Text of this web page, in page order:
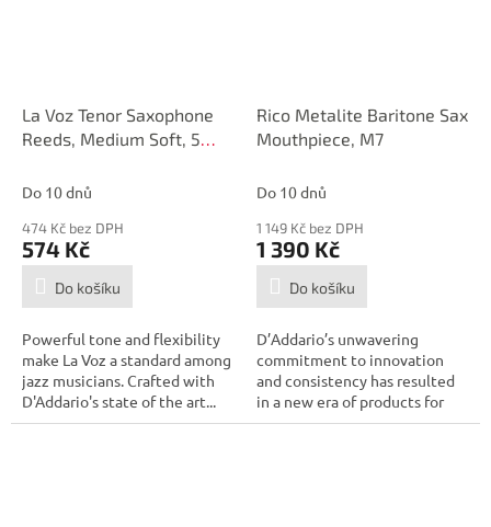
La Voz Tenor Saxophone
Reeds, Medium Soft, 5
Do 10 dnů
474 Kč bez DPH
574 Kč
Do košíku
Powerful tone and flexibility
make La Voz a standard among
jazz musicians. Crafted with
D'Addario's state of the art...
Rico Metalite Baritone Sax
Mouthpiece, M7
Do 10 dnů
1 149 Kč bez DPH
1 390 Kč
Do košíku
D’Addario’s unwavering
commitment to innovation
and consistency has resulted
in a new era of products for
the modern...